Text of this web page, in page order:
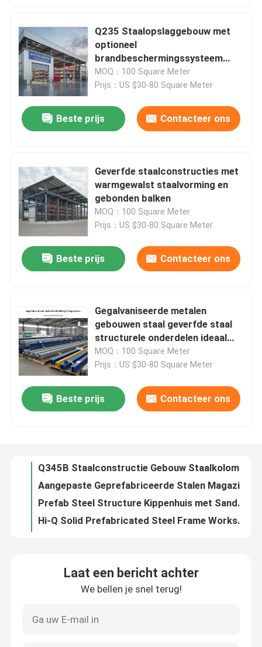
Producten
Neem contact met ons op
Nieuws
Q235 Staalopslaggebouw met
optioneel
brandbeschermingssysteem
ideaal voor industriële opslag
van zware stoffen
MOQ：100 Square Meter
Prijs：US $30-80 Square Meter
Beste prijs Contacteer ons
Geverfde staalconstructies met
warmgewalst staalvorming en
gebonden balken
MOQ：100 Square Meter
Prijs：US $30-80 Square Meter
Beste prijs Contacteer ons
Gegalvaniseerde metalen
gebouwen staal geverfde staal
structurele onderdelen ideaal
voor landbouw- en industriële
bouwprojecten
MOQ：100 Square Meter
Prijs：US $30-80 Square Meter
Beste prijs Contacteer ons
Anti-roest schilderen Metalen werkplaats Gebouwen Geprefabriceerd metalen magazijn ODM
Hi-Q Solid Prefabricated Steel Frame Workshop Roestvrij staal
Industriële staalconstructie hanger gegalvaniseerd voorgefabriceerd staal magazijn
Voorgefabriceerde stalen hangargebouwen
Laat een bericht achter
We bellen je snel terug!